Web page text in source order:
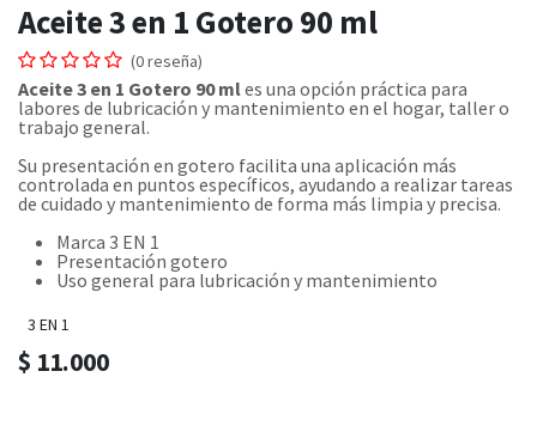
Aceite 3 en 1 Gotero 90 ml
(0 reseña)
Aceite 3 en 1 Gotero 90 mles una opción práctica para
labores de lubricación y mantenimiento en el hogar, taller o
trabajo general.
Su presentación en gotero facilita una aplicación más
controlada en puntos específicos, ayudando a realizar tareas
de cuidado y mantenimiento de forma más limpia y precisa.
Marca 3 EN 1
Presentación gotero
Uso general para lubricación y mantenimiento
3 EN 1
$ 11.000